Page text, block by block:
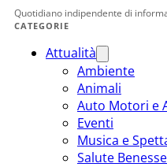
Quotidiano indipendente di
CATEGORIE
Attualità
Ambiente
Animali
Auto Motori e
Eventi
Musica e
Salute